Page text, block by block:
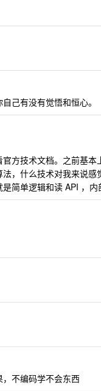
己有没有觉悟和恒心。
方技术文档。之前基
，什么技术对我来说
简单逻辑和读 API ，内
不编码学不会东西